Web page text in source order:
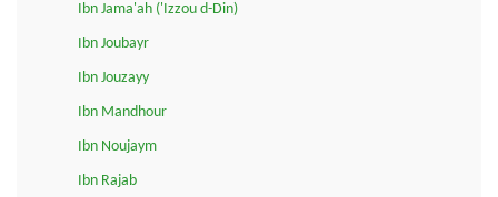
Ibn Jama'ah ('Izzou d-Din)
Ibn Joubayr
Ibn Jouzayy
Ibn Mandhour
Ibn Noujaym
Ibn Rajab